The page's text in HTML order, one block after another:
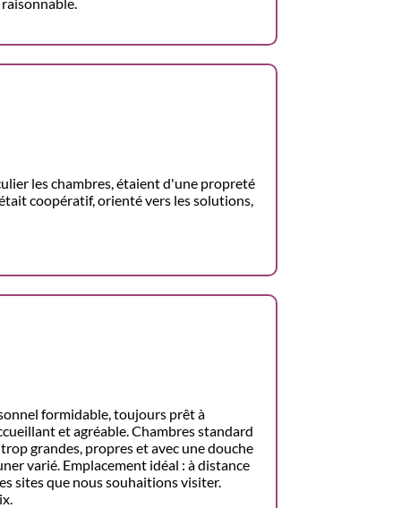
les chambres, étaient d'une propreté
coopératif, orienté vers les solutions,
formidable, toujours prêt à
et agréable. Chambres standard
grandes, propres et avec une douche
varié. Emplacement idéal : à distance
sites que nous souhaitions visiter.